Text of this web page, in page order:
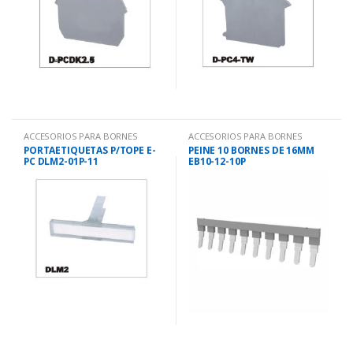
ACCESORIOS PARA BORNES
PORTAETIQUETAS P/TOPE E-
PC DLM2-01P-11
ACCESORIOS PARA BORNES
PEINE 10 BORNES DE 16MM
EB10-12-10P